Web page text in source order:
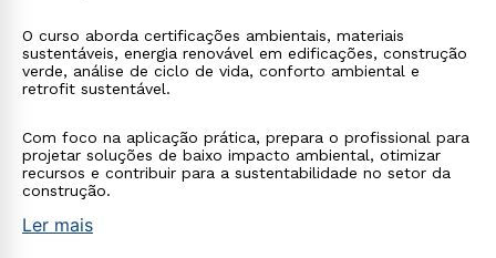
O curso aborda certificações ambientais, materiais
sustentáveis, energia renovável em edificações, construção
verde, análise de ciclo de vida, conforto ambiental e
retrofit sustentável.
Com foco na aplicação prática, prepara o profissional para
projetar soluções de baixo impacto ambiental, otimizar
recursos e contribuir para a sustentabilidade no setor da
construção.
Ler mais